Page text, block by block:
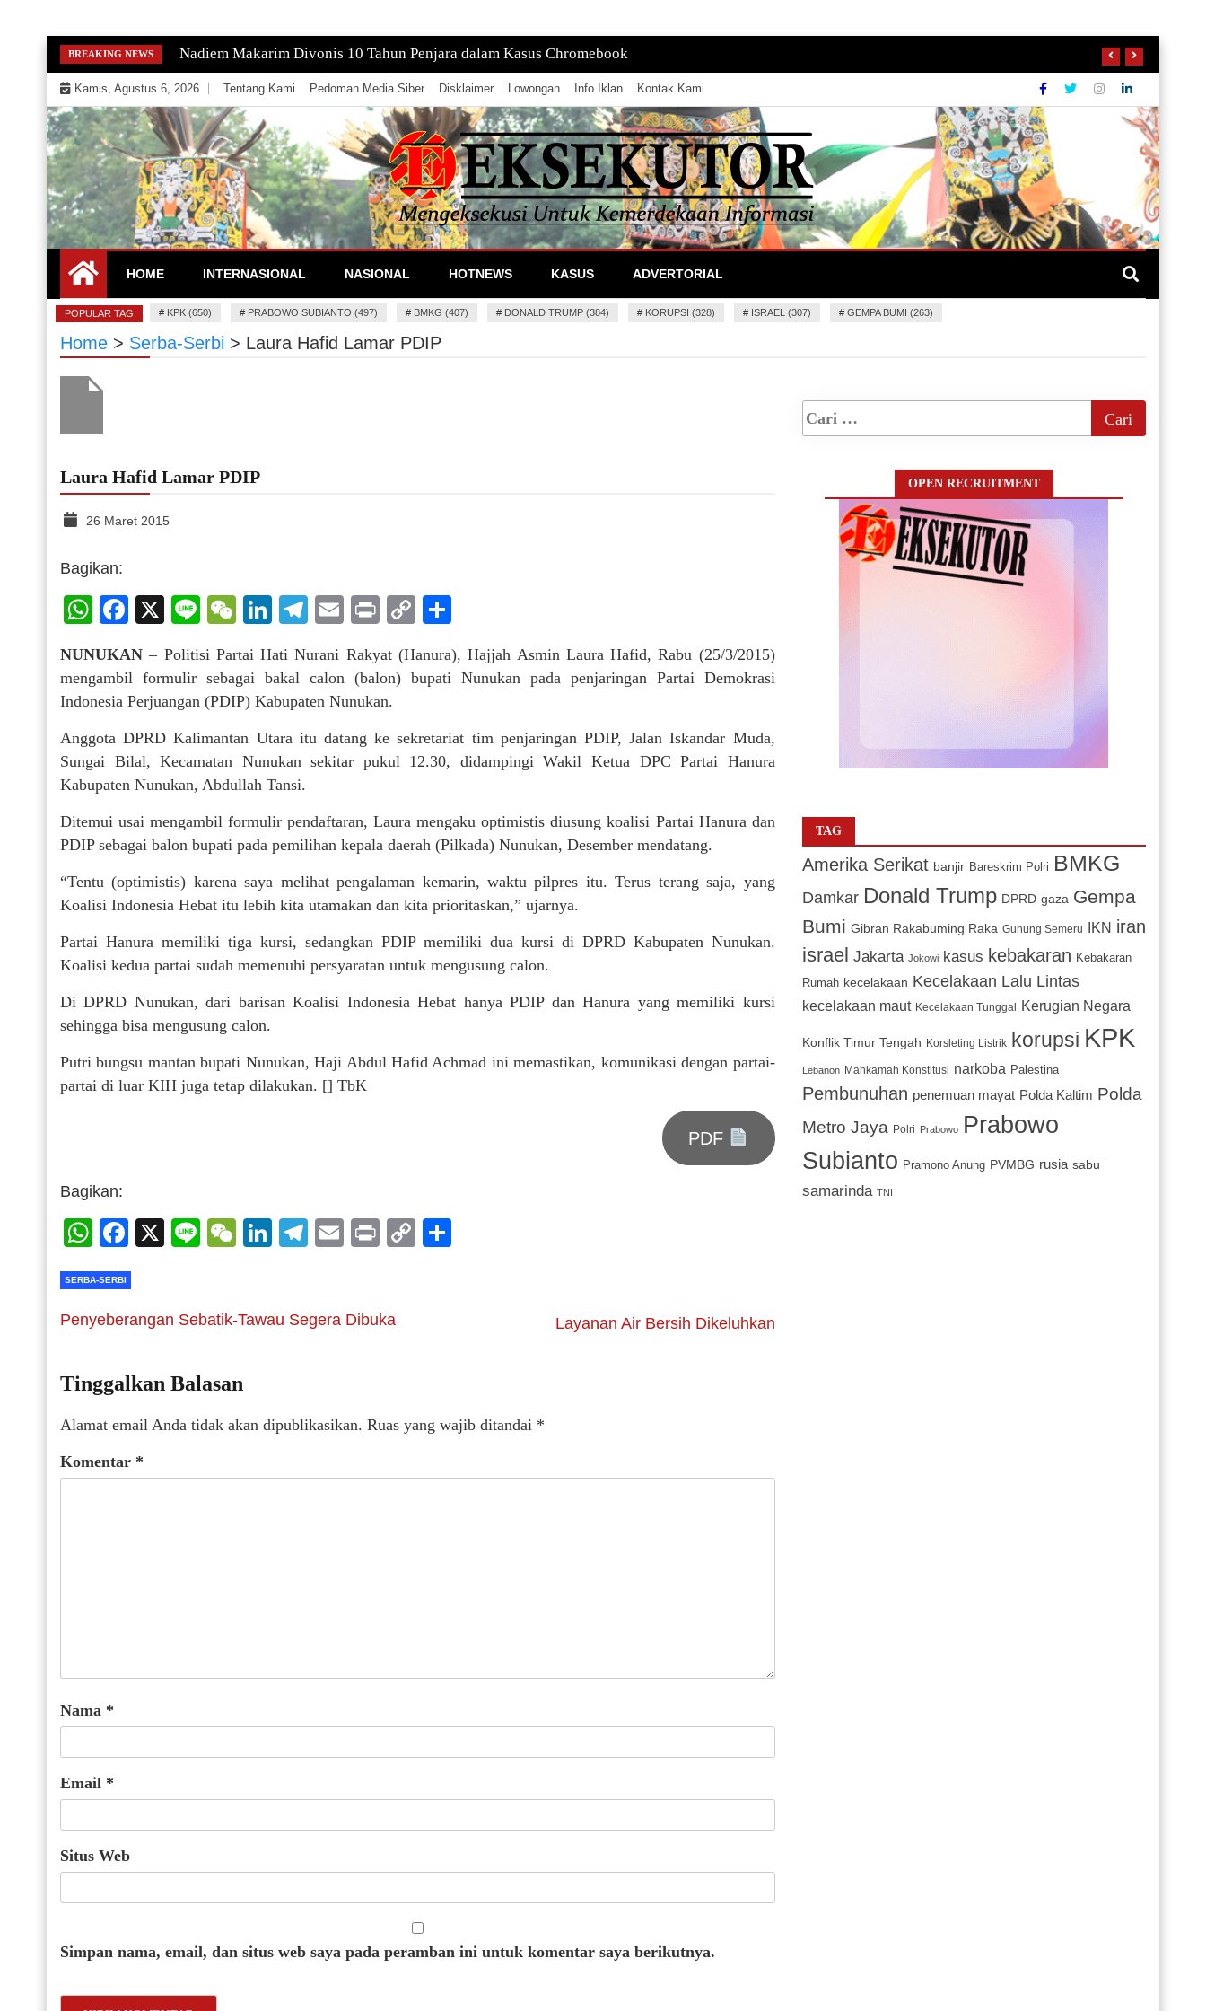
Skip
to
content
BREAKING NEWS Nadiem Makarim Divonis 10 Tahun Penjara dalam Kasus Chromebook
Kamis, Agustus 6, 2026 Tentang Kami Pedoman Media Siber Disklaimer Lowongan Info Iklan Kontak Kami
EKSEKUTOR
Mengeksekusi Berita Untuk Kemerdekaan dan Keadilan Informasi
HOME INTERNASIONAL NASIONAL HOTNEWS KASUS ADVERTORIAL
POPULAR TAG # KPK (650) # PRABOWO SUBIANTO (497) # BMKG (407) # DONALD TRUMP (384) # KORUPSI (328) # ISRAEL (307) # GEMPA BUMI (263)
Home > Serba-Serbi > Laura Hafid Lamar PDIP
Laura Hafid Lamar PDIP
26 Maret 2015
Bagikan:
WhatsApp
Facebook
X LineWeChat
LinkedIn
Telegram
EmailPrintCopy
NUNUKAN – Politisi Partai Hati Nurani Rakyat (Hanura), Hajjah Asmin Laura Hafid, Rabu (25/3/2015)
mengambil formulir sebagai bakal calon (balon) bupati Nunukan pada penjaringan Partai Demokrasi
Indonesia Perjuangan (PDIP) Kabupaten Nunukan.
Anggota DPRD Kalimantan Utara itu datang ke sekretariat tim penjaringan PDIP, Jalan Iskandar Muda,
Sungai Bilal, Kecamatan Nunukan sekitar pukul 12.30, didampingi Wakil Ketua DPC Partai Hanura
Kabupaten Nunukan, Abdullah Tansi.
Ditemui usai mengambil formulir pendaftaran, Laura mengaku optimistis diusung koalisi Partai Hanura dan
PDIP sebagai balon bupati pada pemilihan kepala daerah (Pilkada) Nunukan, Desember mendatang.
“Tentu (optimistis) karena saya melihat pengalaman kemarin, waktu pilpres itu. Terus terang saja, yang
Koalisi Indonesia Hebat itu lebih kita utamakan dan kita prioritaskan,” ujarnya.
Partai Hanura memiliki tiga kursi, sedangkan PDIP memiliki dua kursi di DPRD Kabupaten Nunukan.
Koalisi kedua partai sudah memenuhi persyaratan untuk mengusung calon.
Di DPRD Nunukan, dari barisan Koalisi Indonesia Hebat hanya PDIP dan Hanura yang memiliki kursi
sehingga bisa mengusung calon.
Putri bungsu mantan bupati Nunukan, Haji Abdul Hafid Achmad ini memastikan, komunikasi dengan partai-
partai di luar KIH juga tetap dilakukan. [] TbK
PDF
Bagikan:
WhatsApp
Facebook
X LineWeChat
LinkedIn
Telegram
EmailPrintCopy
SERBA-SERBI
Penyeberangan Sebatik-Tawau Segera Dibuka Layanan Air Bersih Dikeluhkan
Tinggalkan Balasan
Alamat email Anda tidak akan dipublikasikan. Ruas yang wajib ditandai *
Komentar *
Nama *
Email *
Situs Web
Simpan nama, email, dan situs web saya pada peramban ini untuk komentar saya berikutnya.
OPEN RECRUITMENT
TAG
Amerika Serikat banjir Bareskrim Polri BMKG
Damkar Donald Trump DPRD gaza Gempa
Bumi Gibran Rakabuming Raka Gunung Semeru IKN iran
israel Jakarta Jokowi kasus kebakaran Kebakaran
Rumah kecelakaan Kecelakaan Lalu Lintas
kecelakaan maut Kecelakaan Tunggal Kerugian Negara
Konflik Timur Tengah Korsleting Listrik korupsi KPK
Lebanon Mahkamah Konstitusi narkoba Palestina
Pembunuhan penemuan mayat Polda Kaltim Polda
Metro Jaya
Polri Prabowo
Prabowo
Subianto Pramono Anung PVMBG rusia sabu
samarinda TNI